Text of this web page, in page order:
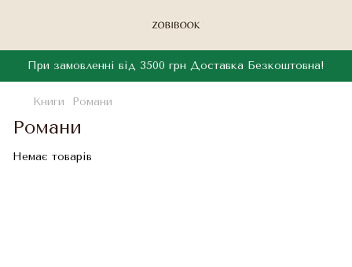
При замовленні від 3500 грн Доставка Безкоштовна!
Книги Романи
Романи
Немає товарів